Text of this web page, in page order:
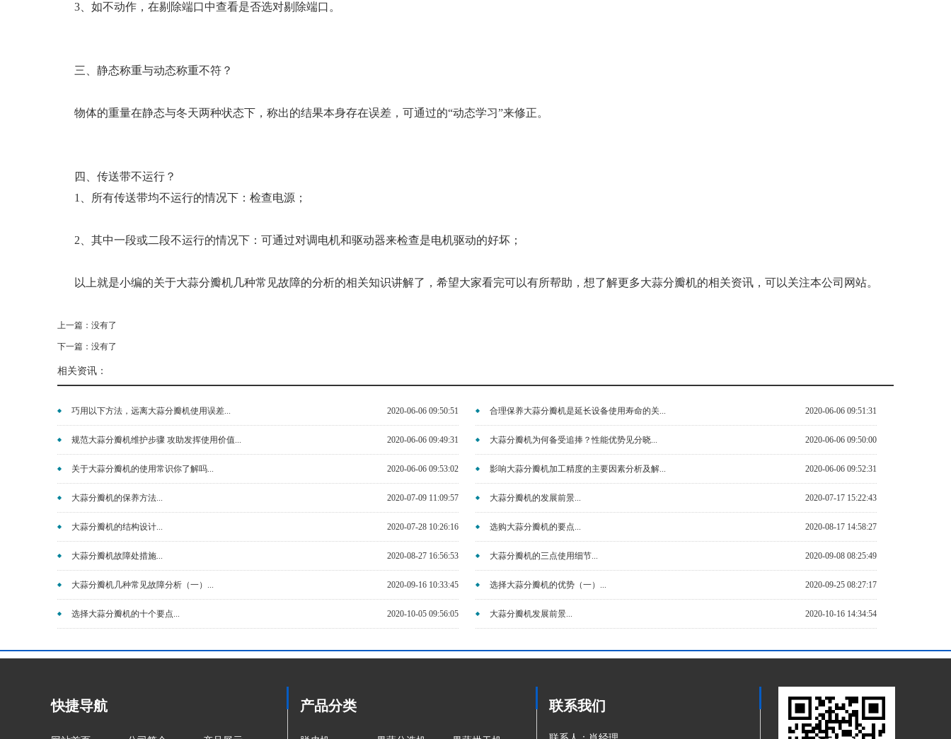
3、如不动作，在剔除端口中查看是否选对剔除端口。
三、静态称重与动态称重不符？
物体的重量在静态与冬天两种状态下，称出的结果本身存在误差，可通过的“动态学习”来修正。
四、传送带不运行？
1、所有传送带均不运行的情况下：检查电源；
2、其中一段或二段不运行的情况下：可通过对调电机和驱动器来检查是电机驱动的好坏；
以上就是小编的关于大蒜分瓣机几种常见故障的分析的相关知识讲解了，希望大家看完可以有所帮助，想了解更多大蒜分瓣机的相关资讯，可以关注本公司网站。
上一篇：没有了
下一篇：没有了
相关资讯：
2020-06-06 09:50:51
巧用以下方法，远离大蒜分瓣机使用误差... 2020-06-06 09:51:31
合理保养大蒜分瓣机是延长设备使用寿命的关...
2020-06-06 09:49:31
规范大蒜分瓣机维护步骤 攻助发挥使用价值... 2020-06-06 09:50:00
大蒜分瓣机为何备受追捧？性能优势见分晓...
2020-06-06 09:53:02
关于大蒜分瓣机的使用常识你了解吗... 2020-06-06 09:52:31
影响大蒜分瓣机加工精度的主要因素分析及解...
2020-07-09 11:09:57
大蒜分瓣机的保养方法... 2020-07-17 15:22:43
大蒜分瓣机的发展前景...
2020-07-28 10:26:16
大蒜分瓣机的结构设计... 2020-08-17 14:58:27
选购大蒜分瓣机的要点...
2020-08-27 16:56:53
大蒜分瓣机故障处措施... 2020-09-08 08:25:49
大蒜分瓣机的三点使用细节...
2020-09-16 10:33:45
大蒜分瓣机几种常见故障分析（一）... 2020-09-25 08:27:17
选择大蒜分瓣机的优势（一）...
2020-10-05 09:56:05
选择大蒜分瓣机的十个要点... 2020-10-16 14:34:54
大蒜分瓣机发展前景...
快捷导航 产品分类 联系我们